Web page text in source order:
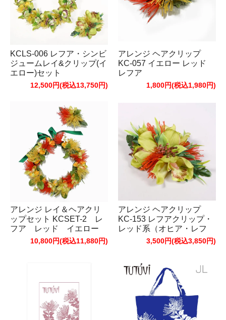
KCLS-006 レフア・シンビ
ジュームレイ&クリップ(イ
エロー)セット
12,500円(税込13,750円)
アレンジ ヘアクリップ
KC-057 イエロー レッド
レフア
1,800円(税込1,980円)
アレンジ レイ＆ヘアクリ
ップセット KCSET-2 レ
フア レッド イエロー
10,800円(税込11,880円)
アレンジ ヘアクリップ
KC-153 レフアクリップ・
レッド系（オヒア・レフ
3,500円(税込3,850円)